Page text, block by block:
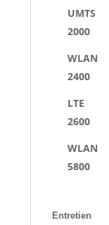
UMTS
2000
WLAN
2400
LTE
2600
WLAN
5800
Entretien